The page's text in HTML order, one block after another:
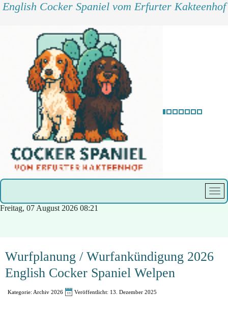
English Cocker Spaniel vom Erfurter Kakteenhof
Freitag, 07 August 2026 08:21
Wurfplanung / Wurfankündigung 2026
English Cocker Spaniel Welpen
Kategorie: Archiv 2026 Veröffentlicht: 13. Dezember 2025